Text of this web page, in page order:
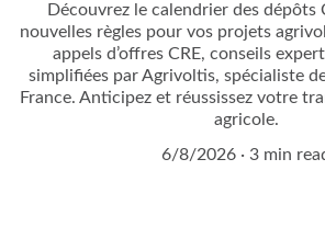
Découvrez le calendrier des dépôts
nouvelles règles pour vos projets
appels d’offres CRE, conseils
simplifiées par Agrivoltis, spécialiste
France. Anticipez et réussissez votre
agricole.
6/8/2026
3 min